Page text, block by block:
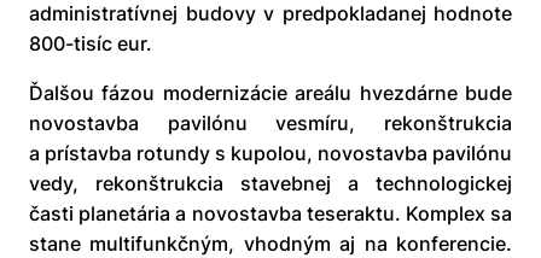
administratívnej budovy v predpokladanej hodnote
800-tisíc eur.
Ďalšou fázou modernizácie areálu hvezdárne bude
novostavba pavilónu vesmíru, rekonštrukcia
a prístavba rotundy s kupolou, novostavba pavilónu
vedy, rekonštrukcia stavebnej a technologickej
časti planetária a novostavba teseraktu. Komplex sa
stane multifunkčným, vhodným aj na konferencie.